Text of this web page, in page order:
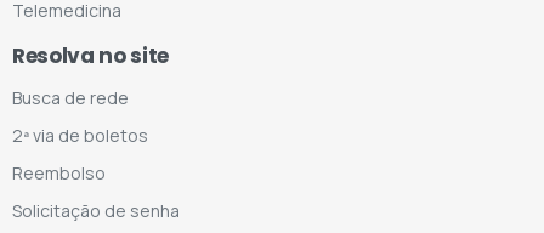
Telemedicina
Resolva no site
Busca de rede
2ª via de boletos
Reembolso
Solicitação de senha